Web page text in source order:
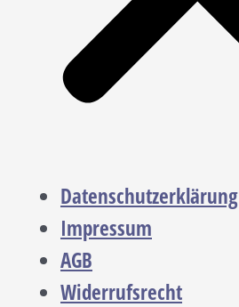
Datenschutzerklärung
Impressum
AGB
Widerrufsrecht